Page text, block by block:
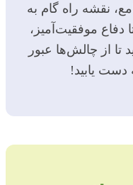
نقشه راه گام به
دفاع موفقیت‌آمیز،
از چالش‌ها عبور
دست یابید!